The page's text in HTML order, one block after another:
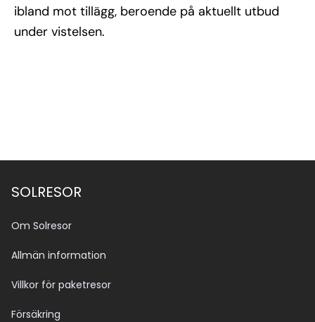
ibland mot tillägg, beroende på aktuellt utbud
under vistelsen.
SOLRESOR
Om Solresor
Allmän information
Villkor för paketresor
Försäkring